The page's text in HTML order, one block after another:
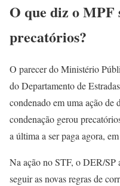
O que diz o MPF
precatórios?
O parecer do Ministério
do Departamento de
condenado em uma ação de
condenação gerou
a última a ser paga agora,
Na ação no STF, o DER/SP
seguir as novas regras de